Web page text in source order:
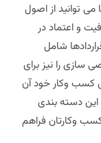
می توانید از اصول
و اعتماد در
شامل
را نیز برای
کسب وکار خود آن
این دسته بندی
وکارتان فراهم